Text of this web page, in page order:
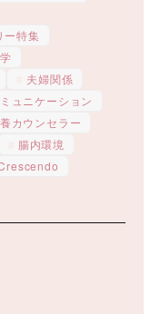
ー特集
夫婦関係
ュニケーション
カウンセラー
腸内環境